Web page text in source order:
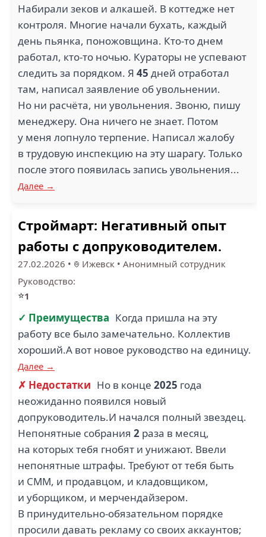
Набирали зеков и алкашей. В коттедже нет
контроля. Многие начали бухать, каждый
день пьянка, поножовщина. Кто-то днем
работал, кто-то ночью. Кураторы не успевают
следить за порядком. Я 45 дней отработал
там, написал заявление об увольнении.
Но ни расчёта, ни увольнения. Звоню, пишу
менеджеру. Она ничего не знает. Потом
у меня лопнуло терпение. Написал жалобу
в трудовую инспекцию на эту шарагу. Только
после этого появилась запись увольнения...
Далее →
Строймарт: Негативный опыт
работы с допруководителем.
27.02.2026 • Ижевск • Анонимный сотрудник
Руководство:
⭐1
✓ Преимущества Когда пришла на эту
работу все было замечательно. Коллектив
хороший.А вот новое руководство на единицу.
Далее →
✗ Недостатки Но в конце 2025 года
неожиданно появился новый
допруководитель.И начался полный звездец.
Непонятные собрания 2 раза в месяц,
на которых тебя гнобят и унижают. Ввели
непонятные штрафы. Требуют от тебя быть
и СММ, и продавцом, и кладовщиком,
и уборщиком, и мерчендайзером.
В принудительно-обязательном порядке
просили давать рекламу со своих аккаунтов;